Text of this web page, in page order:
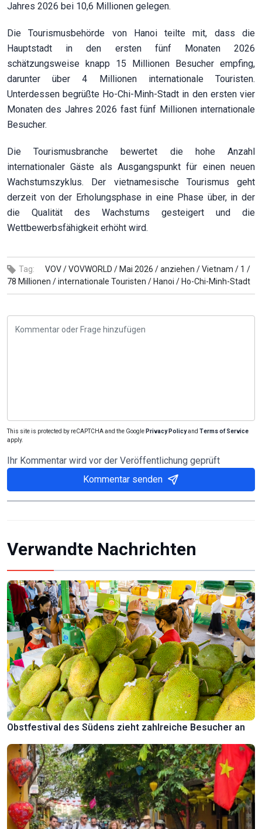
Jahres 2026 bei 10,6 Millionen gelegen.
Die Tourismusbehörde von Hanoi teilte mit, dass die
Hauptstadt in den ersten fünf Monaten 2026
schätzungsweise knapp 15 Millionen Besucher empfing,
darunter über 4 Millionen internationale Touristen.
Unterdessen begrüßte Ho-Chi-Minh-Stadt in den ersten vier
Monaten des Jahres 2026 fast fünf Millionen internationale
Besucher.
Die Tourismusbranche bewertet die hohe Anzahl
internationaler Gäste als Ausgangspunkt für einen neuen
Wachstumszyklus. Der vietnamesische Tourismus geht
derzeit von der Erholungsphase in eine Phase über, in der
die Qualität des Wachstums gesteigert und die
Wettbewerbsfähigkeit erhöht wird.
Tag: VOV /VOVWORLD / Mai 2026 /anziehen /Vietnam / 1 /
78 Millionen /internationale Touristen / Hanoi / Ho-Chi-Minh-Stadt
This site is protected by reCAPTCHA and the Google Privacy Policyand Terms of Service
apply.
Ihr Kommentar wird vor der Veröffentlichung geprüft
Kommentar senden
Verwandte Nachrichten
Obstfestival des Südens zieht zahlreiche Besucher an